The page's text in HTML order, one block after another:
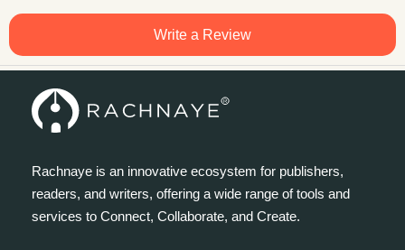
Write a Review
Rachnaye is an innovative ecosystem for publishers,
readers, and writers, offering a wide range of tools and
services to Connect, Collaborate, and Create.